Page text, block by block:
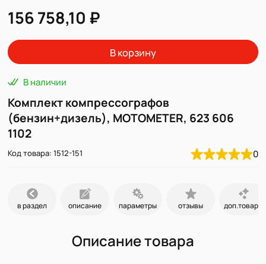
156 758,10 ₽
В корзину
В наличии
Комплект компрессографов
(бензин+дизель), MOTOMETER, 623 606
1102
Код товара: 1512-151 0
в раздел описание параметры отзывы доп.товары
Описание товара